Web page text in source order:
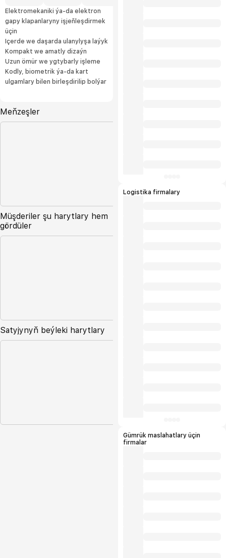
Elektromekaniki ýa-da elektron
gapy klapanlaryny işjeňleşdirmek
üçin
Içerde we daşarda ulanylyşa laýyk
Kompakt we amatly dizaýn
Uzun ömür we ygtybarly işleme
Kodly, biometrik ýa-da kart
ulgamlary bilen birleşdirilip bolýar
Meňzeşler
Müşderiler şu harytlary hem
gördüler
Satyjynyň beýleki harytlary
Logistika firmalary
Gümrük maslahatlary üçin
firmalar